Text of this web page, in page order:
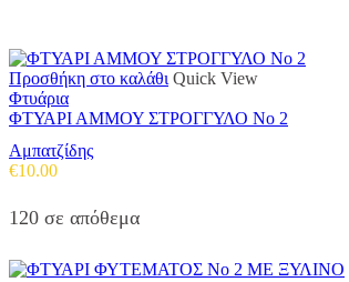
Προσθήκη στο καλάθι Quick View
Φτυάρια
ΦΤΥΑΡΙ ΑΜΜΟΥ ΣΤΡΟΓΓΥΛΟ Νο 2
Αμπατζίδης
€10.00
120 σε απόθεμα